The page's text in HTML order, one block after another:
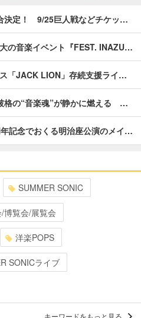
決定！ 9/25巨人戦などチケッ…
の音楽イベント『FEST. INAZU…
「JACK LION」存続支援ライ…
の“音楽魂”が静かに燃える …
記念でおくる明治座公演のメイ…
SUMMER SONIC
/博覧会/展覧会
洋楽POPS
SONICライブ
キーワードをもっと見る